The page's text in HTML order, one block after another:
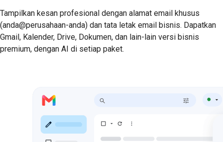
Tampilkan kesan profesional dengan alamat email khusus
(anda@perusahaan-anda) dan tata letak email bisnis. Dapatkan
Gmail, Kalender, Drive, Dokumen, dan lain-lain versi bisnis
premium, dengan AI di setiap paket.